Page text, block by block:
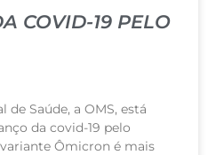
COVID-19 PELO
de Saúde, a OMS, está
da covid-19 pelo
Ômicron é mais